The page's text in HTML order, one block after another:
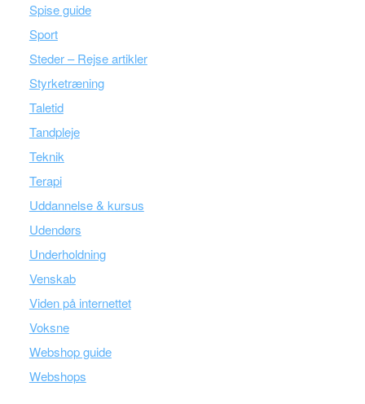
Spise guide
Sport
Steder – Rejse artikler
Styrketræning
Taletid
Tandpleje
Teknik
Terapi
Uddannelse & kursus
Udendørs
Underholdning
Venskab
Viden på internettet
Voksne
Webshop guide
Webshops